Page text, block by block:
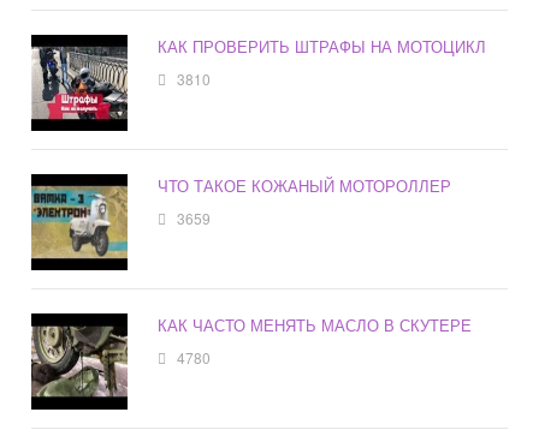
КАК ПРОВЕРИТЬ ШТРАФЫ НА МОТОЦИКЛ
3810
ЧТО ТАКОЕ КОЖАНЫЙ МОТОРОЛЛЕР
3659
КАК ЧАСТО МЕНЯТЬ МАСЛО В СКУТЕРЕ
4780